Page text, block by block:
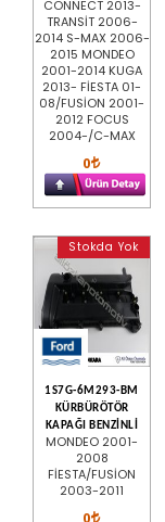
CONNECT 2013-
TRANSİT 2006-
2014 S-MAX 2006-
2015 MONDEO
2001-2014 KUGA
2013- FİESTA 01-
08/FUSİON 2001-
2012 FOCUS
2004-/C-MAX
0
Stokda Yok
1S7G-6M293-BM
KÜRBÜRÖTÖR
KAPAĞI BENZİNLİ
MONDEO 2001-
2008
FİESTA/FUSİON
2003-2011
0